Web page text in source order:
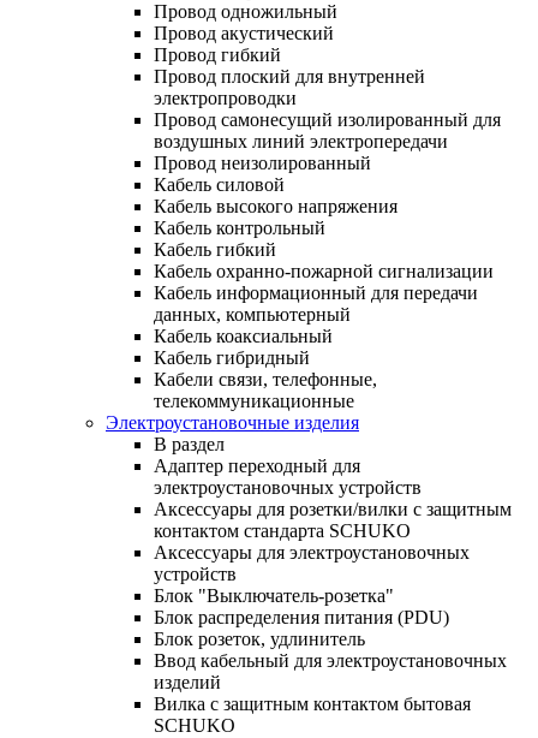
Провод одножильный
Провод акустический
Провод гибкий
Провод плоский для внутренней
электропроводки
Провод самонесущий изолированный для
воздушных линий электропередачи
Провод неизолированный
Кабель силовой
Кабель высокого напряжения
Кабель контрольный
Кабель гибкий
Кабель охранно-пожарной сигнализации
Кабель информационный для передачи
данных, компьютерный
Кабель коаксиальный
Кабель гибридный
Кабели связи, телефонные,
телекоммуникационные
Электроустановочные изделия
В раздел
Адаптер переходный для
электроустановочных устройств
Аксессуары для розетки/вилки с защитным
контактом стандарта SCHUKO
Аксессуары для электроустановочных
устройств
Блок "Выключатель-розетка"
Блок распределения питания (PDU)
Блок розеток, удлинитель
Ввод кабельный для электроустановочных
изделий
Вилка с защитным контактом бытовая
SCHUKO